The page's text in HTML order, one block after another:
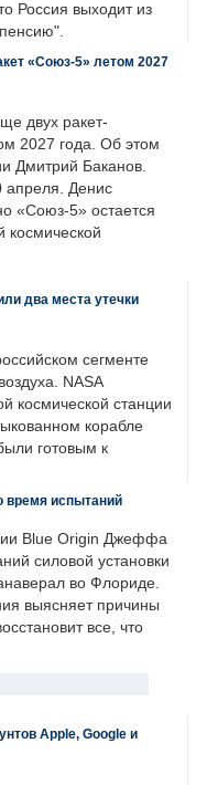
Россия выходит из
«Союз-5» летом 2027
двух ракет-
2027 года. Об этом
Дмитрий Баканов.
апреля. Денис
«Союз-5» остается
космической
два места утечки
сегменте
NASA
космической станции
корабле
готовым к
время испытаний
Blue Origin Джеффа
силовой установки
во Флориде.
выясняет причины
все, что
Apple, Google и